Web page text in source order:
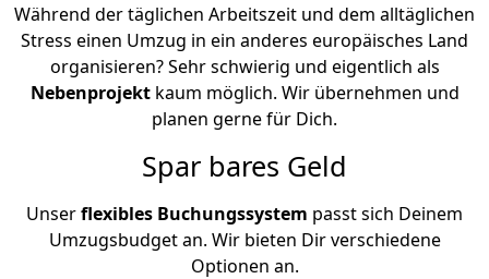
Während der täglichen Arbeitszeit und dem alltäglichen
Stress einen Umzug in ein anderes europäisches Land
organisieren? Sehr schwierig und eigentlich als
Nebenprojekt kaum möglich. Wir übernehmen und
planen gerne für Dich.
Spar bares Geld
Unserflexibles Buchungssystem passt sich Deinem
Umzugsbudget an. Wir bieten Dir verschiedene
Optionen an.